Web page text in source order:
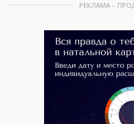
РЕКЛАМА –